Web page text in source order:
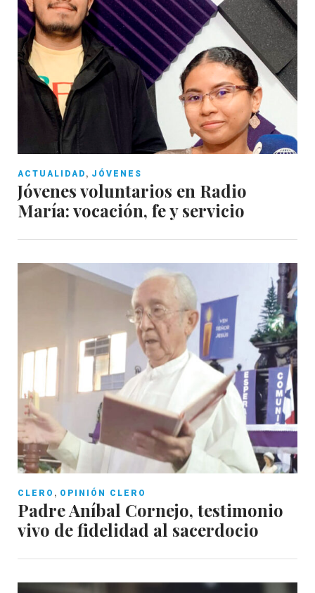
ACTUALIDAD , JÓVENES
Jóvenes voluntarios en Radio
María: vocación, fe y servicio
CLERO , OPINIÓN CLERO
Padre Aníbal Cornejo, testimonio
vivo de fidelidad al sacerdocio